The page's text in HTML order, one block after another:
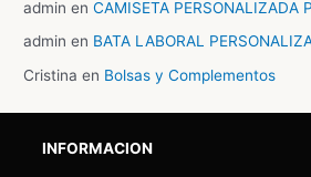
admin enCAMISETA PERSONALIZADA
admin en BATA LABORAL
Cristina en Bolsas y Complementos
INFORMACION